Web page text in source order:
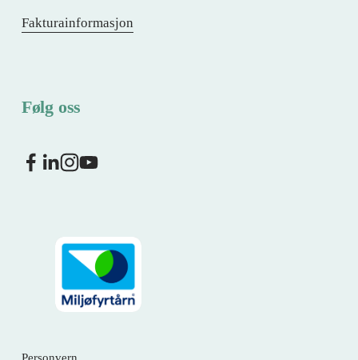
Fakturainformasjon
Følg oss
Personvern